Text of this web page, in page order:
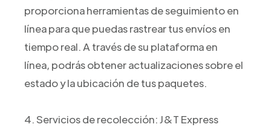
proporciona herramientas de seguimiento en
línea para que puedas rastrear tus envíos en
tiempo real. A través de su plataforma en
línea, podrás obtener actualizaciones sobre el
estado y la ubicación de tus paquetes.
4. Servicios de recolección: J&T Express